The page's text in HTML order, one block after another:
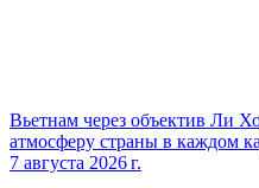
Вьетнам через объектив Ли
атмосферу страны в каждом
7 августа 2026 г.